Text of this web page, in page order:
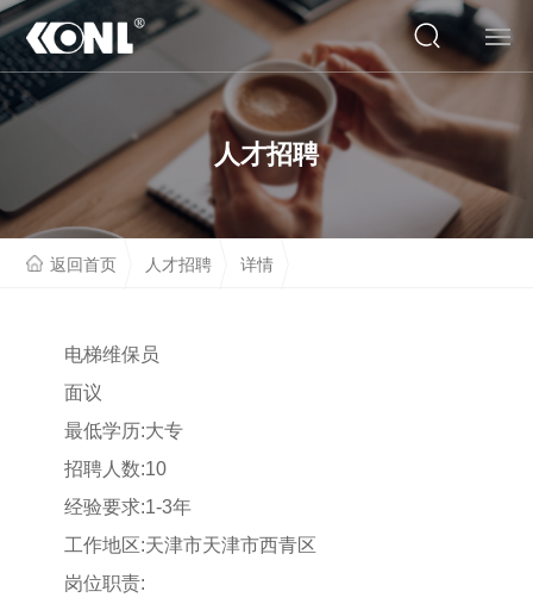
网站首页
关于我们
产品系列
工程案例
人才招聘
联系我们
人才招聘
返回首页 人才招聘 详情
电梯维保员
面议
最低学历:大专
招聘人数:10
经验要求:1-3年
工作地区:天津市天津市西青区
岗位职责: